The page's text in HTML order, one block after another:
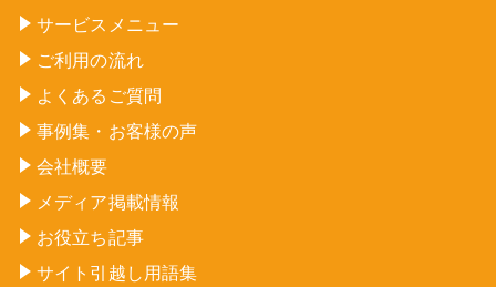
サービスメニュー
ご利用の流れ
よくあるご質問
事例集・お客様の声
会社概要
メディア掲載情報
お役立ち記事
サイト引越し用語集